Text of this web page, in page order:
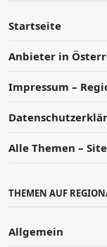
Startseite
Anbieter in
Impressum –
Alle Themen –
THEMEN AUF
Allgemein